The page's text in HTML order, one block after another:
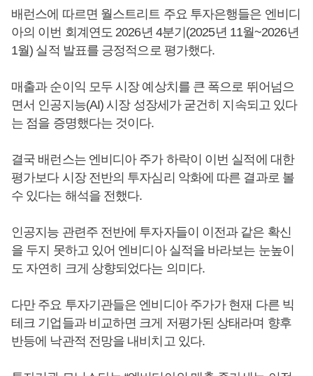
배런스에 따르면 월스트리트 주요 투자은행들은 엔비디
아의 이번 회계연도 2026년 4분기(2025년 11월~2026년
1월) 실적 발표를 긍정적으로 평가했다.
매출과 순이익 모두 시장 예상치를 큰 폭으로 뛰어넘으
면서 인공지능(AI) 시장 성장세가 굳건히 지속되고 있다
는 점을 증명했다는 것이다.
결국 배런스는 엔비디아 주가 하락이 이번 실적에 대한
평가보다 시장 전반의 투자심리 악화에 따른 결과로 볼
수 있다는 해석을 전했다.
인공지능 관련주 전반에 투자자들이 이전과 같은 확신
을 두지 못하고 있어 엔비디아 실적을 바라보는 눈높이
도 자연히 크게 상향되었다는 의미다.
다만 주요 투자기관들은 엔비디아 주가가 현재 다른 빅
테크 기업들과 비교하면 크게 저평가된 상태라며 향후
반등에 낙관적 전망을 내비치고 있다.